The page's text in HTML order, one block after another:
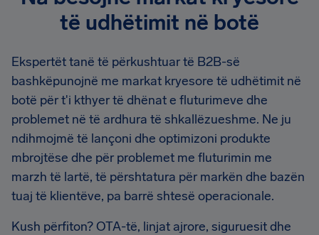
të udhëtimit në botë
Ekspertët tanë të përkushtuar të B2B-së
bashkëpunojnë me markat kryesore të udhëtimit në
botë për t'i kthyer të dhënat e fluturimeve dhe
problemet në të ardhura të shkallëzueshme. Ne ju
ndihmojmë të lançoni dhe optimizoni produkte
mbrojtëse dhe për problemet me fluturimin me
marzh të lartë, të përshtatura për markën dhe bazën
tuaj të klientëve, pa barrë shtesë operacionale.
Kush përfiton? OTA-të, linjat ajrore, siguruesit dhe